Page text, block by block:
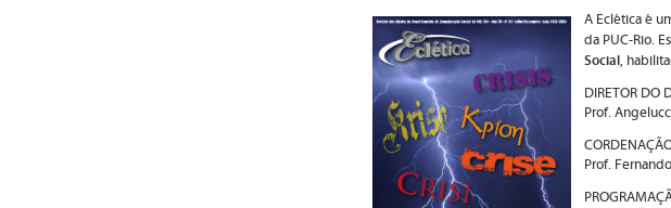
A Eclética é
da PUC-Rio.
Social,
DIRETOR DO
Prof.
Prof.